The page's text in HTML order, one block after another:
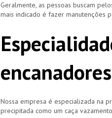
Geralmente, as pessoas buscam
mais indicado é fazer manutenções
Nossa empresa é especializada na
precipitada como um caça